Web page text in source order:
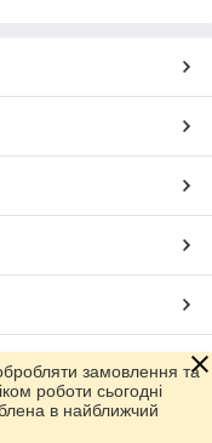
замовлення та
роботи сьогодні
в найближчий